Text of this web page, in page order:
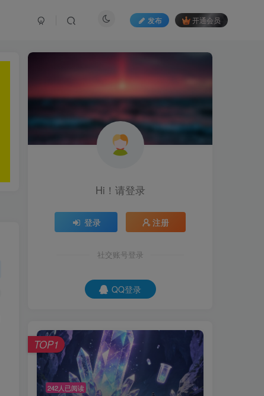
发布 开通会员
Hi！请登录
登录 注册
社交账号登录
QQ登录
242人已阅读
TOP1